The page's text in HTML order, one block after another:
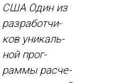
США Один из
раз­ра­бот­чи­
ков уни­каль­
ной прог­
раммы рас­че­